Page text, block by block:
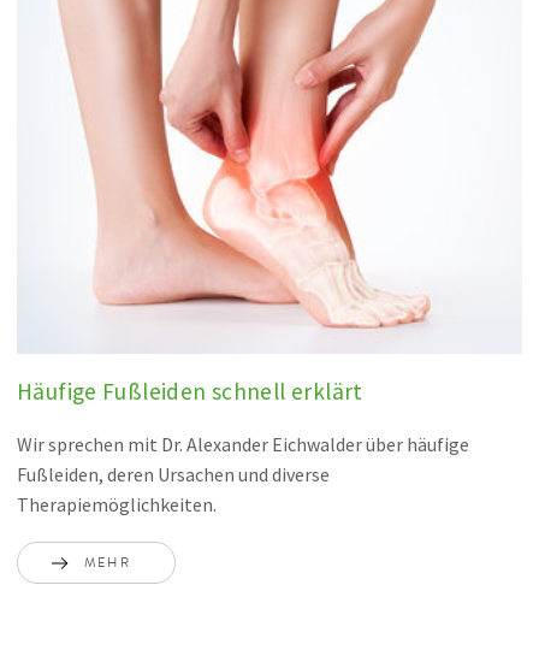
Häufige Fußleiden schnell erklärt
Wir sprechen mit Dr. Alexander Eichwalder über häufige
Fußleiden, deren Ursachen und diverse
Therapiemöglichkeiten.
MEHR